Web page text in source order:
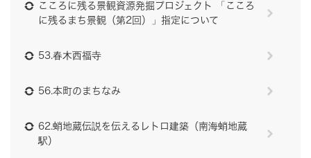
こころに残る景観資源発掘プロジェクト 「こころ
に残るまち景観（第2回）」指定について
53.春木西福寺
56.本町のまちなみ
62.蛸地蔵伝説を伝えるレトロ建築（南海蛸地蔵
駅）